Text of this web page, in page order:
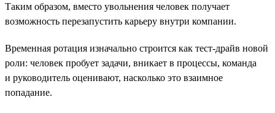
Таким образом, вместо увольнения человек получает
возможность перезапустить карьеру внутри компании.
Временная ротация изначально строится как тест-драйв новой
роли: человек пробует задачи, вникает в процессы, команда
и руководитель оценивают, насколько это взаимное
попадание.